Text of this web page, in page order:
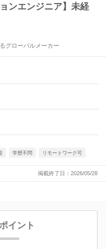
ンエンジニア】未経
グローバルメーカー
学歴不問 リモートワーク可
掲載終了日：2026/05/28
イント